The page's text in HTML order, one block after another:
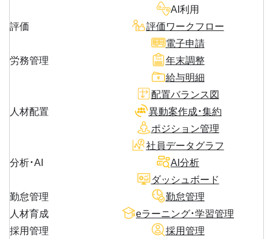
AI利用
評価
評価ワークフロー
労務管理
電子申請
年末調整
給与明細
人材配置
配置バランス図
異動案作成・集約
ポジション管理
分析・AI
社員データグラフ
AI分析
ダッシュボード
勤怠管理
勤怠管理
人材育成
eラーニング・学習管理
採用管理
採用管理